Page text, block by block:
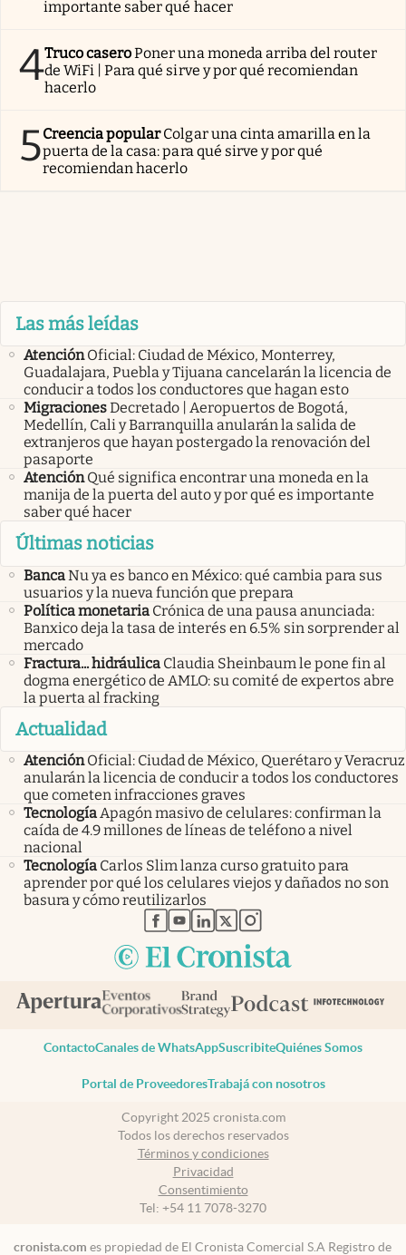
importante saber qué hacer
4Truco caseroPoner una moneda arriba del router
de WiFi | Para qué sirve y por qué recomiendan
hacerlo
5Creencia popularColgar una cinta amarilla en la
puerta de la casa: para qué sirve y por qué
recomiendan hacerlo
Las más leídas
Atención Oficial: Ciudad de México, Monterrey,
Guadalajara, Puebla y Tijuana cancelarán la licencia de
conducir a todos los conductores que hagan esto
MigracionesDecretado | Aeropuertos de Bogotá,
Medellín, Cali y Barranquilla anularán la salida de
extranjeros que hayan postergado la renovación del
pasaporte
Atención Qué significa encontrar una moneda en la
manija de la puerta del auto y por qué es importante
saber qué hacer
Últimas noticias
BancaNu ya es banco en México: qué cambia para sus
usuarios y la nueva función que prepara
Política monetaria Crónica de una pausa anunciada:
Banxico deja la tasa de interés en 6.5% sin sorprender al
mercado
Fractura... hidráulica Claudia Sheinbaum le pone fin al
dogma energético de AMLO: su comité de expertos abre
la puerta al fracking
Actualidad
Atención Oficial: Ciudad de México, Querétaro y Veracruz
anularán la licencia de conducir a todos los conductores
que cometen infracciones graves
TecnologíaApagón masivo de celulares: confirman la
caída de 4.9 millones de líneas de teléfono a nivel
nacional
Tecnología Carlos Slim lanza curso gratuito para
aprender por qué los celulares viejos y dañados no son
basura y cómo reutilizarlos
abre en nueva pestaña
abre en nueva pestaña
abre en nueva pestaña
abre en nueva pestaña
abre en nueva pestaña
ContactoCanales de WhatsAppSuscribiteQuiénes Somos
Portal de ProveedoresTrabajá con nosotros
Copyright 2025 cronista.com
Todos los derechos reservados
Términos y condiciones
Privacidad
Consentimiento
Tel: +54 11 7078-3270
cronista.com es propiedad de El Cronista Comercial S.A Registro de